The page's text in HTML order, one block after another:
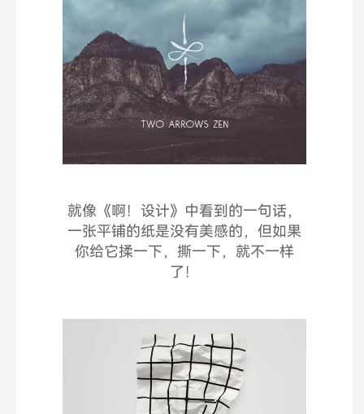
就像《啊！设计》中看到的一句话，
一张平铺的纸是没有美感的，但如果
你给它揉一下，撕一下，就不一样
了！